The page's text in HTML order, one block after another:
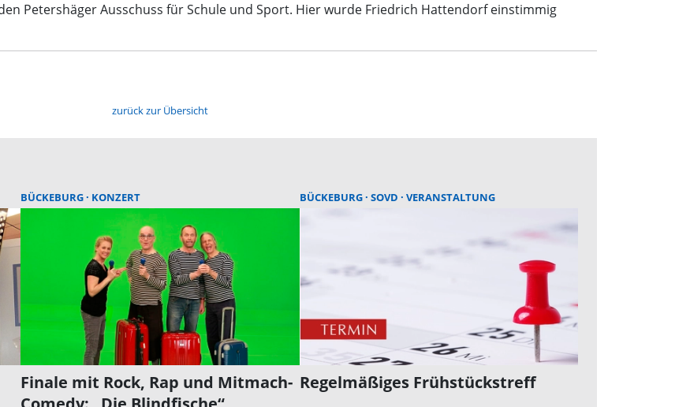
Petershäger Ausschuss für Schule und Sport. Hier wurde Friedrich Hattendorf einstimmig
zurück zur Übersicht
BÜCKEBURG KONZERT
Finale mit Rock, Rap und Mitmach-
BÜCKEBURG SOVD VERANSTALTUNG
Regelmäßiges Frühstückstreff